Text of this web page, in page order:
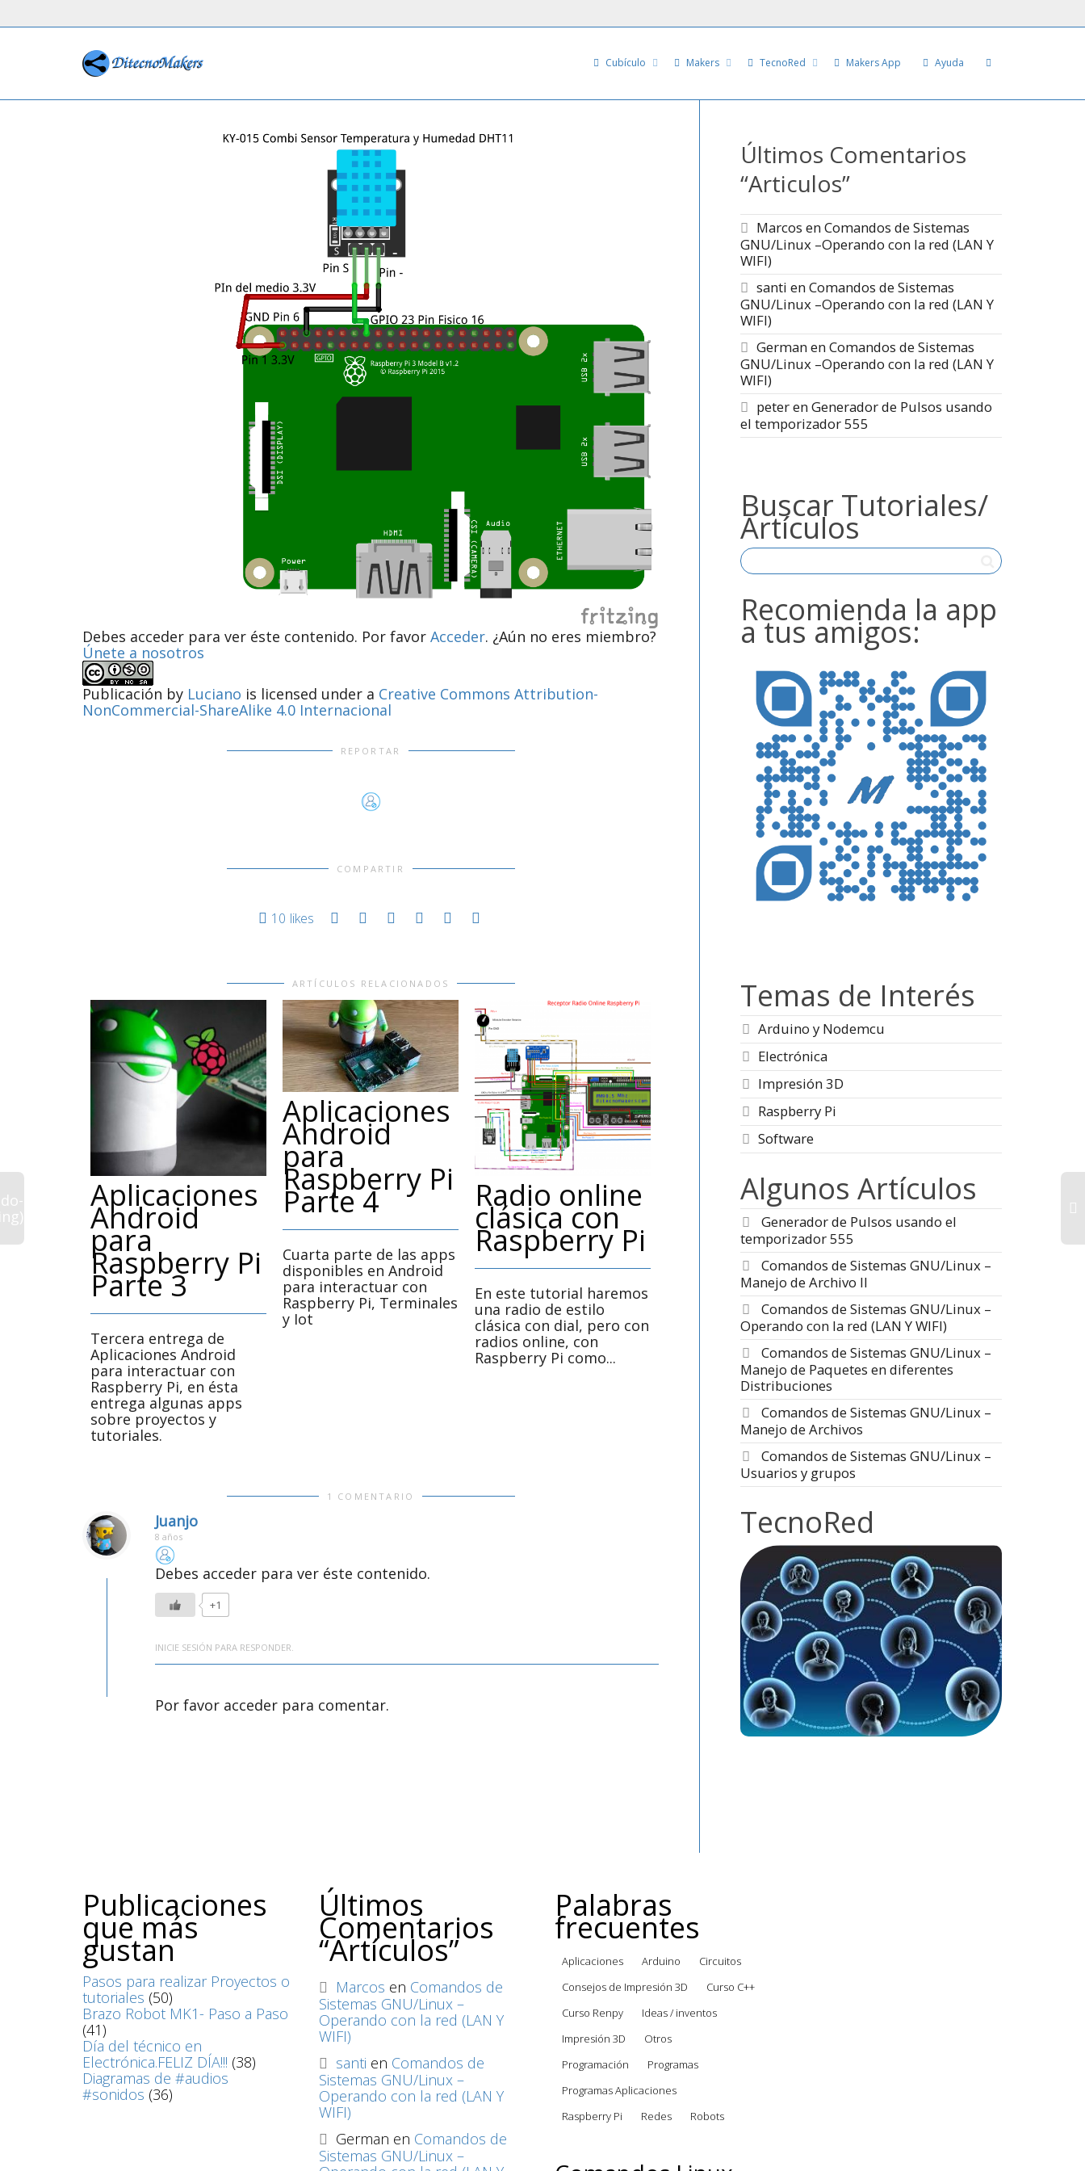
Cubículo Makers TecnoRed Makers App Ayuda
Debes acceder para ver éste contenido. Por favor Acceder. ¿Aún no eres miembro?
Únete a nosotros
Publicación by Luciano is licensed under a Creative Commons Attribution-
NonCommercial-ShareAlike 4.0 Internacional
REPORTAR
COMPARTIR
10 likes
ARTÍCULOS RELACIONADOS
Aplicaciones
Android
para
Raspberry Pi
Parte 3
Tercera entrega de
Aplicaciones Android
para interactuar con
Raspberry Pi, en ésta
entrega algunas apps
sobre proyectos y
tutoriales.
Aplicaciones
Android
para
Raspberry Pi
Parte 4
Cuarta parte de las apps
disponibles en Android
para interactuar con
Raspberry Pi, Terminales
y Iot
Radio online
clásica con
Raspberry Pi
En este tutorial haremos
una radio de estilo
clásica con dial, pero con
radios online, con
Raspberry Pi como...
Módulos
Arduino y
Raspberry Pi
Cuarta parte
Cuarta parte de los
módulos para Arduino y
Raspberry Pi Ky-016 a Ky-
020, Diagramas Fritzing
y programación en
Módulos
Arduino y
Raspberry Pi
Tercera
parte
Tercera entrega sobre
los módulos del kit 37 en
1, con sus diagramas
en ambas plataformas.
1 COMENTARIO
Juanjo
8 años
Debes acceder para ver éste contenido.
+1
INICIE SESIÓN PARA RESPONDER.
Por favor acceder para comentar.
Últimos Comentarios
“Articulos”
Marcos enComandos de Sistemas
GNU/Linux –Operando con la red (LAN Y
WIFI)
santi enComandos de Sistemas
GNU/Linux –Operando con la red (LAN Y
WIFI)
GermanenComandos de Sistemas
GNU/Linux –Operando con la red (LAN Y
WIFI)
peterenGenerador de Pulsos usando
el temporizador 555
Buscar Tutoriales/
Artículos
Recomienda la app
a tus amigos:
Temas de Interés
Arduino y Nodemcu
Electrónica
Impresión 3D
Raspberry Pi
Software
Algunos Artículos
Generador de Pulsos usando el
temporizador 555
Comandos de Sistemas GNU/Linux –
Manejo de Archivo II
Comandos de Sistemas GNU/Linux –
Operando con la red (LAN Y WIFI)
Comandos de Sistemas GNU/Linux –
Manejo de Paquetes en diferentes
Distribuciones
Comandos de Sistemas GNU/Linux –
Manejo de Archivos
Comandos de Sistemas GNU/Linux –
Usuarios y grupos
TecnoRed
Publicaciones
que más
gustan
Pasos para realizar Proyectos o
tutoriales (50)
Brazo Robot MK1- Paso a Paso
(41)
Día del técnico en
Electrónica.FELIZ DÍA!!! (38)
Diagramas de #audios
#sonidos (36)
Últimos
Comentarios
“Artículos”
Marcos en Comandos de
Sistemas GNU/Linux –
Operando con la red (LAN Y
WIFI)
santi en Comandos de
Sistemas GNU/Linux –
Operando con la red (LAN Y
WIFI)
German en Comandos de
Sistemas GNU/Linux –
Palabras
frecuentes
Aplicaciones Arduino
Circuitos
Consejos de Impresión 3D
Curso C++
Curso Renpy
Ideas / inventos
Impresión 3D
Otros
Programación
Programas
Programas Aplicaciones
Raspberry Pi
Redes Robots